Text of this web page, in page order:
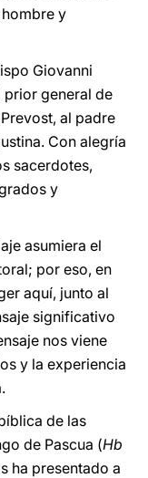
y
Giovanni
prior general de
al padre
Con alegría
sacerdotes,
y
asumiera el
por eso, en
aquí, junto al
significativo
nos viene
y la experiencia
de las
de Pascua (Hb
ha presentado a